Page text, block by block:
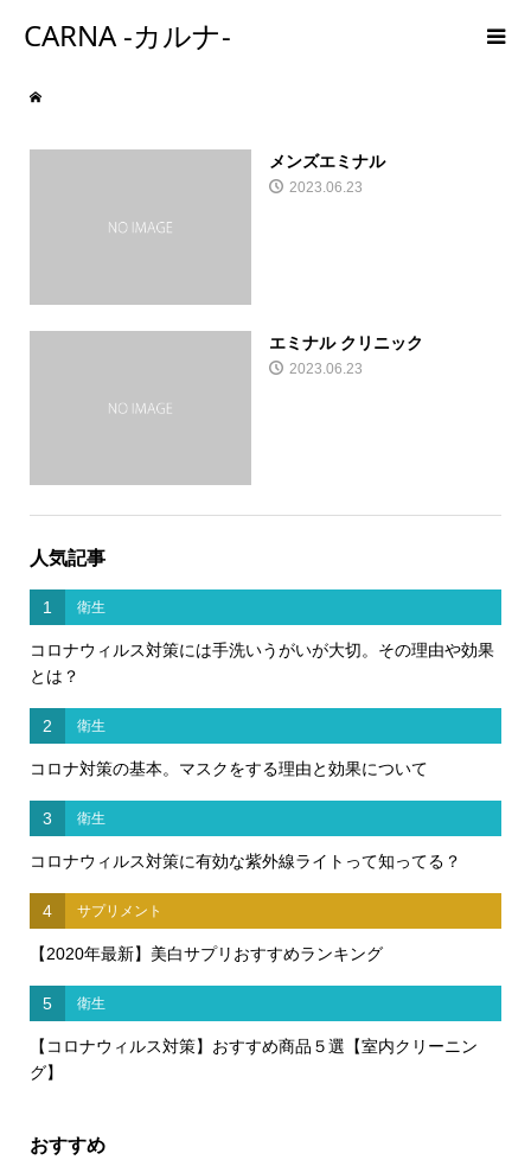
CARNA -カルナ-
メンズエミナル
2023.06.23
エミナル クリニック
2023.06.23
人気記事
1 衛生
コロナウィルス対策には手洗いうがいが大切。その理由や効果
とは？
2 衛生
コロナ対策の基本。マスクをする理由と効果について
3 衛生
コロナウィルス対策に有効な紫外線ライトって知ってる？
4 サプリメント
【2020年最新】美白サプリおすすめランキング
5 衛生
【コロナウィルス対策】おすすめ商品５選【室内クリーニン
グ】
おすすめ